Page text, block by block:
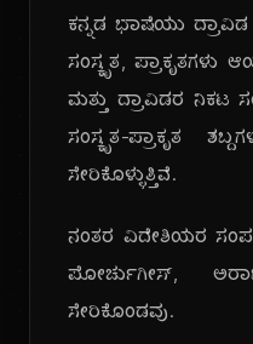
ಕನ್ನಡ ಭಾಷೆಯು
ಸಂಸ್ಕೃತ,
ಮತ್ತು ದ್ರಾವಿಡರ ನಿಕಟ
ಸಂಸ್ಕೃತ-ಪ್ರಾಕೃತ
ಸೇರಿಕೊಳ್ಳುತ್ತಿವೆ.
ನಂತರ ವಿದೇಶಿಯರ
ಪೋರ್ಚುಗೀಸ್,
ಸೇರಿಕೊಂಡವು.